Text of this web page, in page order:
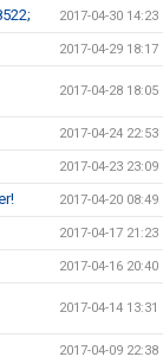
2017-04-30 14:23
2017-04-29 18:17
2017-04-28 18:05
2017-04-24 22:53
2017-04-23 23:09
2017-04-20 08:49
2017-04-17 21:23
2017-04-16 20:40
2017-04-14 13:31
2017-04-09 22:38